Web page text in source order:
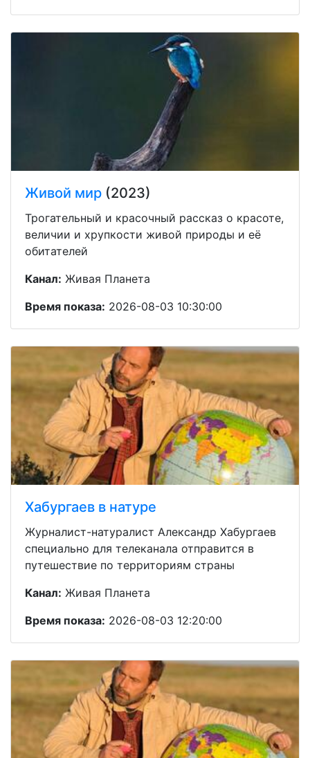
Живой мир (2023)
Трогательный и красочный рассказ о красоте,
величии и хрупкости живой природы и её
обитателей
Канал: Живая Планета
Время показа: 2026-08-03 10:30:00
Хабургаев в натуре
Журналист-натуралист Александр Хабургаев
специально для телеканала отправится в
путешествие по территориям страны
Канал: Живая Планета
Время показа: 2026-08-03 12:20:00